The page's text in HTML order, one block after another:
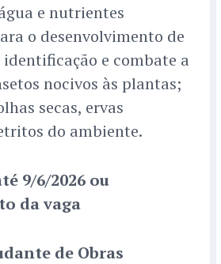
e nutrientes
o desenvolvimento de
identificação e combate a
nocivos às plantas;
secas, ervas
do ambiente.
9/6/2026 ou
da vaga
de Obras